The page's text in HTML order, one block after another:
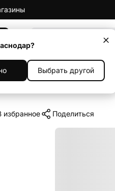
Выбрать другой
Аксессуары Чехлы
(накладка) для
избранное Поделиться